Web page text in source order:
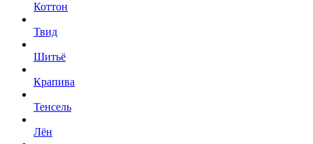
Коттон
Твид
Шитьё
Крапива
Тенсель
Лён